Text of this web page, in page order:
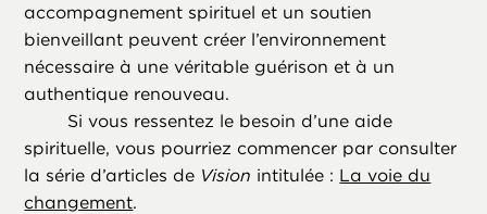
accompagnement spirituel et un soutien
bienveillant peuvent créer l’environnement
nécessaire à une véritable guérison et à un
authentique renouveau.
Si vous ressentez le besoin d’une aide
spirituelle, vous pourriez commencer par consulter
la série d’articles de Vision intitulée : La voie du
changement.